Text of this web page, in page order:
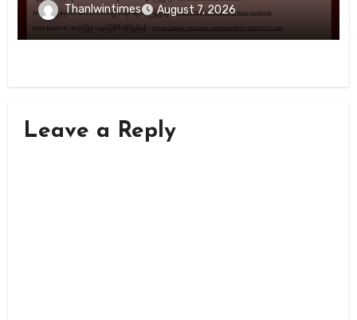
Thanlwintimes August 7, 2026
Leave a Reply